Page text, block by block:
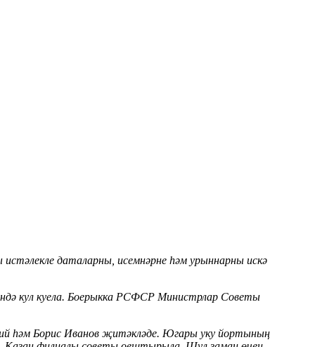
даталарны, исемнәрне һәм урыннарны искә
кул куела. Боерыкка РСФСР Министрлар Советы
һәм Борис Иванов җитәкләде. Югары уку йортының